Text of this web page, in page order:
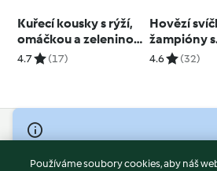
Kuřecí kousky s rýží,
omáčkou a zeleninou
na páře
4.7 (17)
Hovězí
žampióny s
4.6 (32)
© Copyright 2026
Podmínky užívání
Používáme soubory cookies, aby náš